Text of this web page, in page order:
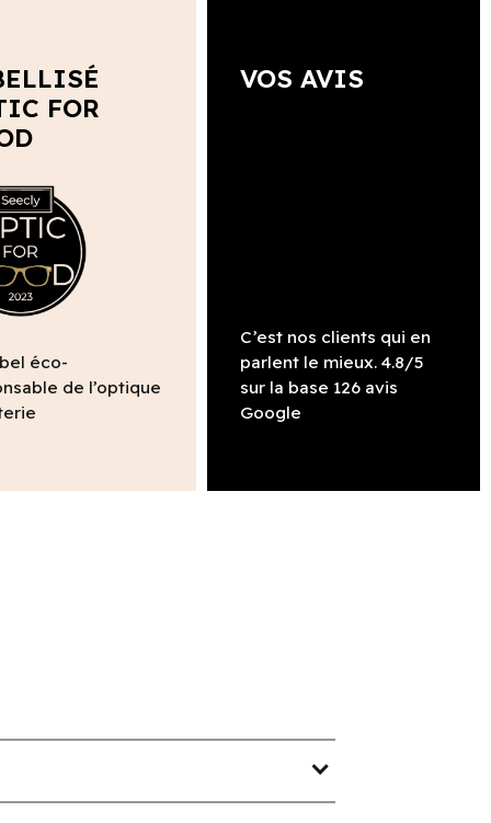
FOR
éco-
de l’optique
VOS AVIS
C’est nos clients qui en
parlent le mieux. 4.8/5
sur la base 126 avis
Google
expand_more